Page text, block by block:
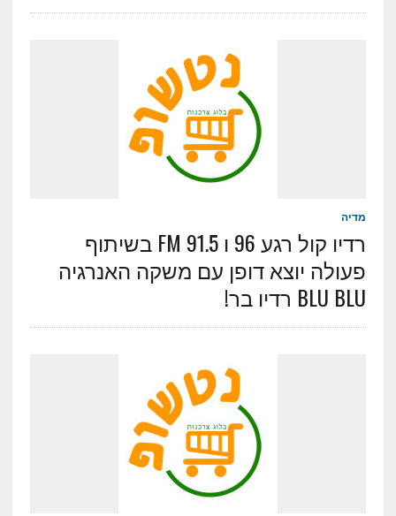
מדיה
רדיו קול רגע 96 ו 91.5 FM בשיתוף
פעולה יוצא דופן עם משקה האנרגיה
BLU BLU רדיו בר!